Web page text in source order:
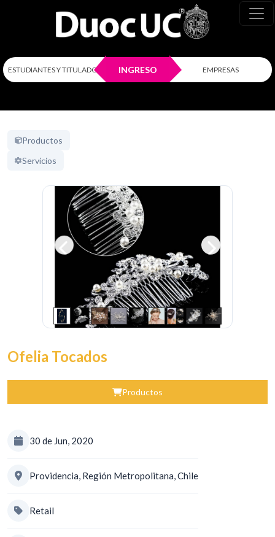
ESTUDIANTES Y TITULADOS INGRESO EMPRESAS
Productos
Servicios
Ofelia Tocados
Productos
30 de Jun, 2020
Providencia, Región Metropolitana, Chile
Retail